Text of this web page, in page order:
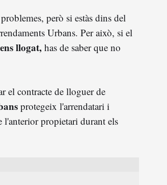
però si estàs dins del
Urbans. Per això, si el
llogat, has de saber que no
el contracte de lloguer de
protegeix l'arrendatari i
l'anterior propietari durant els